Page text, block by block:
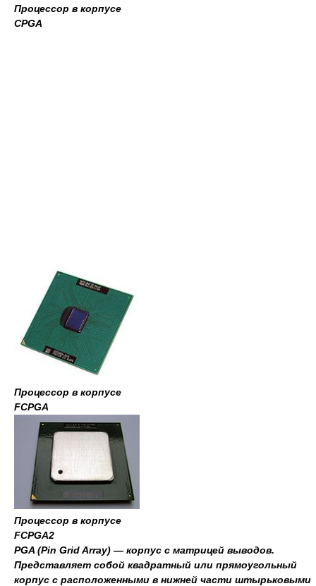
Процессор в корпусе
CPGA
Процессор в корпусе
FCPGA
Процессор в корпусе
FCPGA2
PGA (Pin Grid Array) — корпус с матрицей выводов.
Представляет собой квадратный или прямоугольный
корпус с расположенными в нижней части штырьковыми